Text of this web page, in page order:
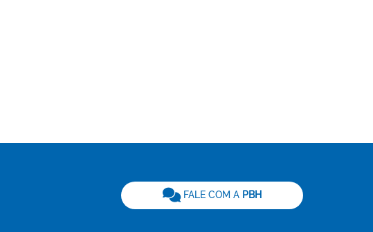
FALE COM A PBH